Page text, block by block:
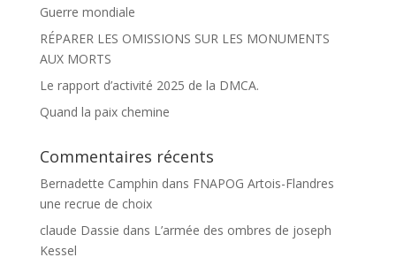
Guerre mondiale
RÉPARER LES OMISSIONS SUR LES MONUMENTS
AUX MORTS
Le rapport d’activité 2025 de la DMCA.
Quand la paix chemine
Commentaires récents
Bernadette Camphin dans FNAPOG Artois-Flandres
une recrue de choix
claude Dassie dans L’armée des ombres de joseph
Kessel